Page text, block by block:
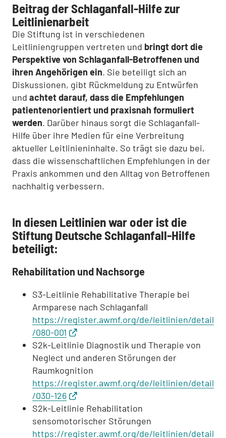
Beitrag der Schlaganfall-Hilfe zur
Leitlinienarbeit
Die Stiftung ist in verschiedenen
Leitliniengruppen vertreten und bringt dort die
Perspektive von Schlaganfall-Betroffenen und
ihren Angehörigen ein. Sie beteiligt sich an
Diskussionen, gibt Rückmeldung zu Entwürfen
und achtet darauf, dass die Empfehlungen
patientenorientiert und praxisnah formuliert
werden. Darüber hinaus sorgt die Schlaganfall-
Hilfe über ihre Medien für eine Verbreitung
aktueller Leitlinieninhalte. So trägt sie dazu bei,
dass die wissenschaftlichen Empfehlungen in der
Praxis ankommen und den Alltag von Betroffenen
nachhaltig verbessern.
In diesen Leitlinien war oder ist die
Stiftung Deutsche Schlaganfall-Hilfe
beteiligt:
Rehabilitation und Nachsorge
S3-Leitlinie Rehabilitative Therapie bei
Armparese nach Schlaganfall
https://register.awmf.org/de/leitlinien/detail
/080-001
S2k-Leitlinie Diagnostik und Therapie von
Neglect und anderen Störungen der
Raumkognition
https://register.awmf.org/de/leitlinien/detail
/030-126
S2k-Leitlinie Rehabilitation
sensomotorischer Störungen
https://register.awmf.org/de/leitlinien/detail